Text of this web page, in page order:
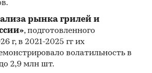
рынка грилей и
, подготовленного
г, в 2021-2025 гг их
волатильность в
2,9 млн шт.